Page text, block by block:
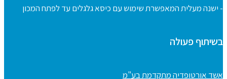
- ישנה מעלית המאפשרת שימוש עם כיסא גלגלים עד לפתח המכון
בשיתוף פעולה
אשד אורטופדיה מתקדמת בע"מ